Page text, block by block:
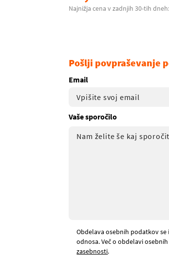
Najnižja cena v zadnjih 30-tih
Pošlji povpraševanje
Email
Vaše sporočilo
Obdelava osebnih podatkov
odnosa. Več o obdelavi
zasebnosti.